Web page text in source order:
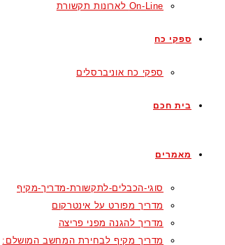
On-Line לארונות תקשורת
ספקי כח
ספקי כח אוניברסלים
בית חכם
מאמרים
סוגי-הכבלים-לתקשורת-מדריך-מקיף
מדריך מפורט על אינטרקום
מדריך להגנה מפני פריצה
מדריך מקיף לבחירת המחשב המושלם: